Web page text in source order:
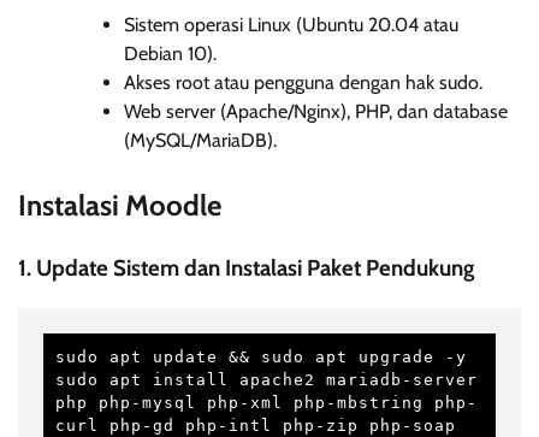
Sistem operasi Linux (Ubuntu 20.04 atau
Debian 10).
Akses root atau pengguna dengan hak sudo.
Web server (Apache/Nginx), PHP, dan database
(MySQL/MariaDB).
Instalasi Moodle
1. Update Sistem dan Instalasi Paket Pendukung
sudo apt update && sudo apt upgrade -y
sudo apt install apache2 mariadb-server
php php-mysql php-xml php-mbstring php-
curl php-gd php-intl php-zip php-soap